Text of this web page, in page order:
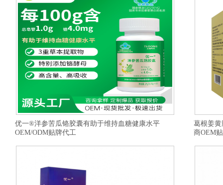
优一®洋参苦瓜铬胶囊有助于维持血糖健康水平
OEM/ODM贴牌代工
葛根姜
商OEM